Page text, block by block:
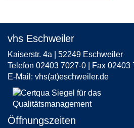
vhs Eschweiler
Kaiserstr. 4a | 52249 Eschweiler
Telefon 02403 7027-0 | Fax 02403
E-Mail: vhs(at)eschweiler.de
Öffnungszeiten